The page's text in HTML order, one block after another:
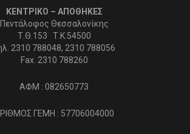
ΚΕΝΤΡΙΚΟ – ΑΠΟΘΗΚΕΣ
Πεντάλοφος Θεσσαλονίκης
Τ.Θ.153 Τ.Κ.54500
2310 788048, 2310 788056
Fax. 2310 788260
ΑΦΜ : 082650773
ΓΕΜΗ : 57706004000